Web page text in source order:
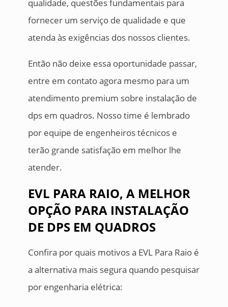
qualidade, questões fundamentais para
fornecer um serviço de qualidade e que
atenda às exigências dos nossos clientes.
Então não deixe essa oportunidade passar,
entre em contato agora mesmo para um
atendimento premium sobre instalação de
dps em quadros. Nosso time é lembrado
por equipe de engenheiros técnicos e
terão grande satisfação em melhor lhe
atender.
EVL PARA RAIO, A MELHOR
OPÇÃO PARA INSTALAÇÃO
DE DPS EM QUADROS
Confira por quais motivos a EVL Para Raio é
a alternativa mais segura quando pesquisar
por engenharia elétrica: